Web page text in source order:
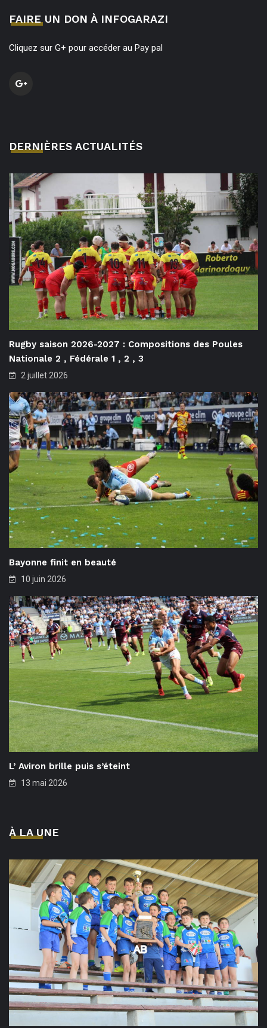
FAIRE UN DON À INFOGARAZI
Cliquez sur G+ pour accéder au Pay pal
DERNIÈRES ACTUALITÉS
Rugby saison 2026-2027 : Compositions des Poules
Nationale 2 , Fédérale 1 , 2 , 3
2 juillet 2026
Bayonne finit en beauté
10 juin 2026
L’ Aviron brille puis s’éteint
13 mai 2026
À LA UNE